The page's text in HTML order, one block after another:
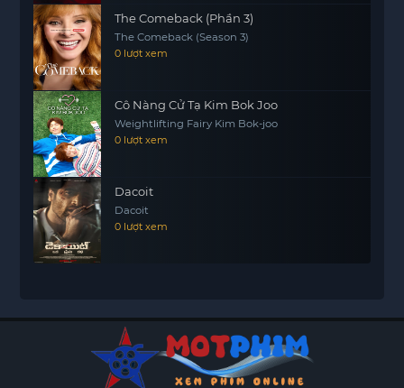
The Comeback (Phần 3)
The Comeback (Season 3)
0 lượt xem
Cô Nàng Cử Tạ Kim Bok Joo
Weightlifting Fairy Kim Bok-joo
0 lượt xem
Dacoit
Dacoit
0 lượt xem